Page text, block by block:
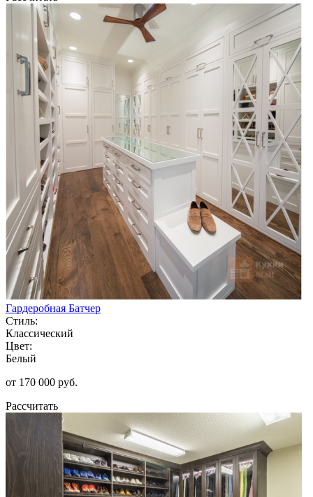
Гардеробная Батчер
Стиль:
Классический
Цвет:
Белый
от 170 000 руб.
Рассчитать